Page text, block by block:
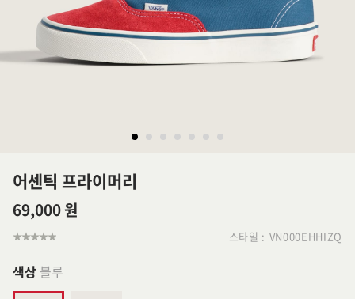
어센틱 프라이머리
69,000 원
스타일 : VN000EHHIZQ
색상 블루